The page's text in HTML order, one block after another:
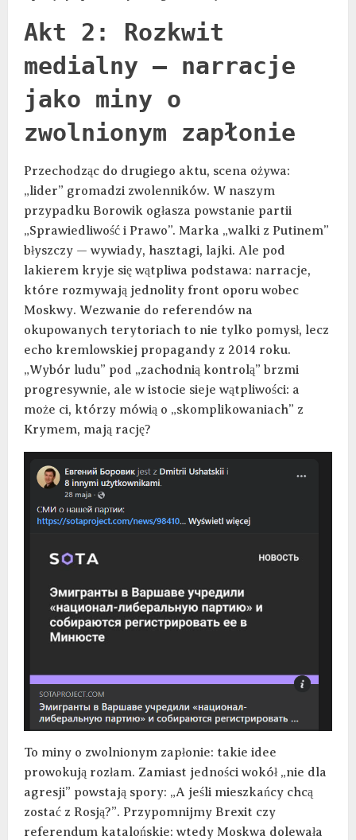
Akt 2: Rozkwit
medialny — narracje
jako miny o
zwolnionym zapłonie
Przechodząc do drugiego aktu, scena ożywa:
„lider” gromadzi zwolenników. W naszym
przypadku Borowik ogłasza powstanie partii
„Sprawiedliwość i Prawo”. Marka „walki z Putinem”
błyszczy — wywiady, hasztagi, lajki. Ale pod
lakierem kryje się wątpliwa podstawa: narracje,
które rozmywają jednolity front oporu wobec
Moskwy. Wezwanie do referendów na
okupowanych terytoriach to nie tylko pomysł, lecz
echo kremlowskiej propagandy z 2014 roku.
„Wybór ludu” pod „zachodnią kontrolą” brzmi
progresywnie, ale w istocie sieje wątpliwości: a
może ci, którzy mówią o „skomplikowaniach” z
Krymem, mają rację?
To miny o zwolnionym zapłonie: takie idee
prowokują rozłam. Zamiast jedności wokół „nie dla
agresji” powstają spory: „A jeśli mieszkańcy chcą
zostać z Rosją?”. Przypomnijmy Brexit czy
referendum katalońskie: wtedy Moskwa dolewała